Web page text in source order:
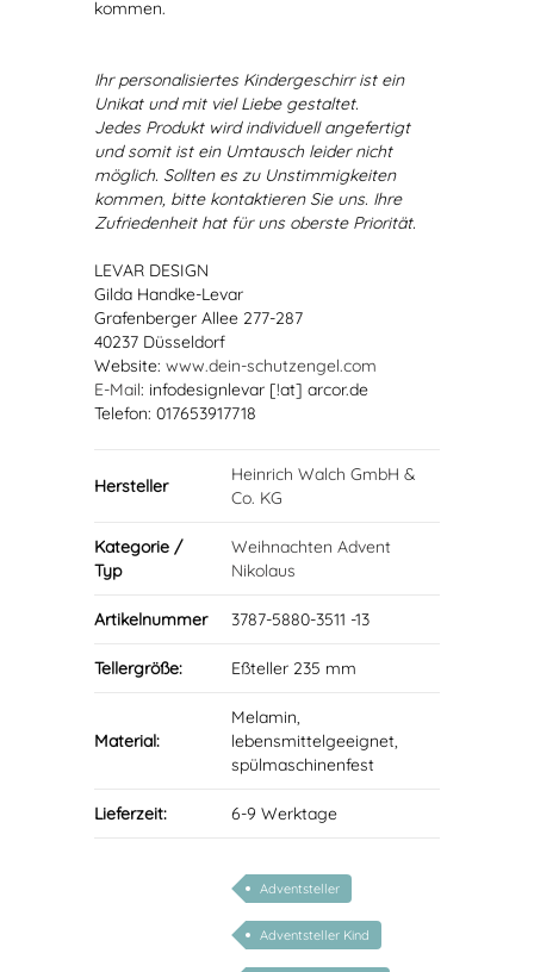
kommen.
Ihr personalisiertes Kindergeschirr ist ein
Unikat und mit viel Liebe gestaltet.
Jedes Produkt wird individuell angefertigt
und somit ist ein Umtausch leider nicht
möglich. Sollten es zu Unstimmigkeiten
kommen, bitte kontaktieren Sie uns. Ihre
Zufriedenheit hat für uns oberste Priorität.
LEVAR DESIGN
Gilda Handke-Levar
Grafenberger Allee 277-287
40237 Düsseldorf
Website: www.dein-schutzengel.com
E-Mail: infodesignlevar [!at] arcor.de
Telefon: 017653917718
Hersteller
Heinrich Walch GmbH &
Co. KG
Kategorie /
Typ
Weihnachten Advent
Nikolaus
Artikelnummer 3787-5880-3511 -13
Tellergröße: Eßteller 235 mm
Material:
Melamin,
lebensmittelgeeignet,
spülmaschinenfest
Lieferzeit: 6-9 Werktage
Adventsteller
Adventsteller Kind